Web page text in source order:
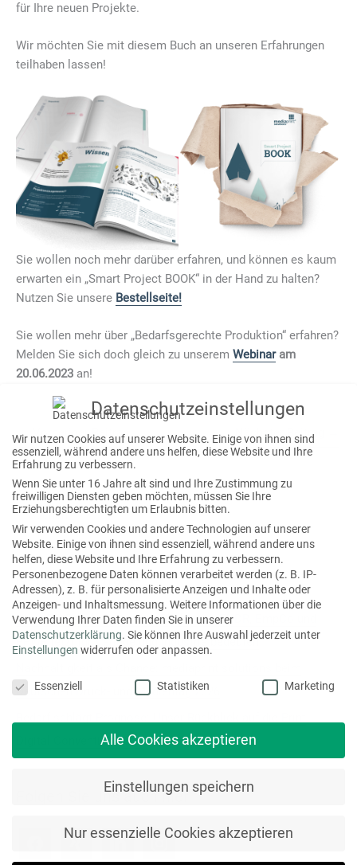
für Ihre neuen Projekte.
Wir möchten Sie mit diesem Buch an unseren Erfahrungen
teilhaben lassen!
Sie wollen noch mehr darüber erfahren, und können es kaum
erwarten ein „Smart Project BOOK“ in der Hand zu halten?
Nutzen Sie unsere Bestellseite!
Sie wollen mehr über „Bedarfsgerechte Produktion“ erfahren?
Melden Sie sich doch gleich zu unserem Webinaram
20.06.2023 an!
← Vorheriger Beitrag Nächster Beitrag
S
u
c
h
e
n
n
c
Neueste Beiträge
Neue EU-Regulierungen im Blick: Was EUDR, EmpCo und
PPWR jetzt für Verlage und Industrie bedeuten
Deutschen Druck- und Medientag 2026
Digital Convention 2026
Folgen Sie uns auch hier
a
x
i
l
i
i
n
Datenschutzeinstellungen
Wir nutzen Cookies auf unserer Website. Einige von ihnen sind
essenziell, während andere uns helfen, diese Website und Ihre
Erfahrung zu verbessern.
Wenn Sie unter 16 Jahre alt sind und Ihre Zustimmung zu
freiwilligen Diensten geben möchten, müssen Sie Ihre
Erziehungsberechtigten um Erlaubnis bitten.
Wir verwenden Cookies und andere Technologien auf unserer
Website. Einige von ihnen sind essenziell, während andere uns
helfen, diese Website und Ihre Erfahrung zu verbessern.
Personenbezogene Daten können verarbeitet werden (z. B. IP-
Adressen), z. B. für personalisierte Anzeigen und Inhalte oder
Anzeigen- und Inhaltsmessung. Weitere Informationen über die
Verwendung Ihrer Daten finden Sie in unserer
Datenschutzerklärung. Sie können Ihre Auswahl jederzeit unter
Einstellungen widerrufen oder anpassen.
Essenziell
Statistiken Marketing
Alle Cookies akzeptieren
Einstellungen speichern
Nur essenzielle Cookies akzeptieren